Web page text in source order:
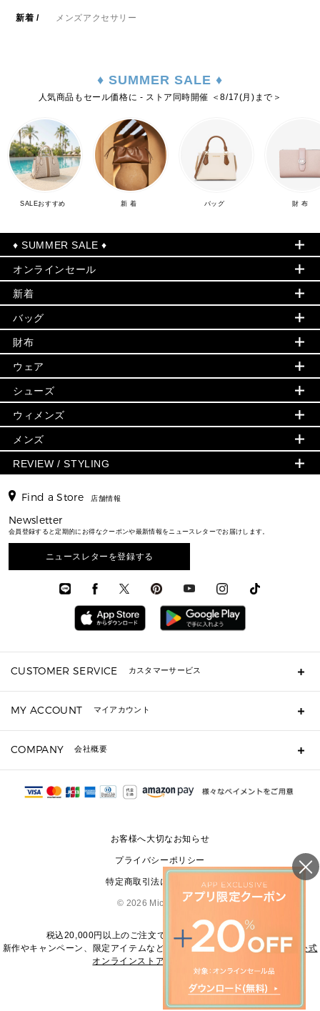
新着 / メンズアクセサリー
♦ SUMMER SALE ♦
人気商品もセール価格に - ストア同時開催 ＜8/17(月)まで＞
SALEおすすめ 新 着 バッグ 財 布
♦ SUMMER SALE ♦
セールおすすめアイテム
▶ ウィメンズ
バッグ
財布
小物
シューズ・靴
ウェア
アクセサリー
時計
▶ メンズ
バッグ
ウェア
アクセサリー
オンラインセール
PRODUCT OF THE MONTH - 今月の特別価格
再値下げアイテム
追加アイテム
旗艦店からアウトレットに入荷
▶ ウィメンズすべて(ウェア・シューズ除く)
バッグ
財布・小物
ウェア
シューズ
時計・ジュエリー
アクセサリー
メンズ バッグ
メンズ 財布・小物
メンズ シューズ
メンズ ウェア
メンズ 時計・その他
新着
夏のスタイル
▶ すべて
▶ ウィメンズすべて
バッグ
財布・小物
アクセサリー
フレグランス
シューズ
▶ メンズすべて
メンズバッグ
メンズ財布・小物
メンズアクセサリー
メンズウェア
バッグ
人気の定番アイテム
日本限定 - バッグ
▶ ウィメンズすべて
ハンドバッグ・サッチェル
トートバッグ
ショルダーバッグ
クロスボディ・斜め掛け
トラベル
通勤・通学アイテム
3 IN 1 / 2 IN 1 バッグ
▶ メンズすべて
財布
日本限定 - 財布・小物
▶ ウィメンズすべて
GREENWICH
ミニ財布・フラグメントケース
折り財布(二つ折り・三つ折り)
長財布
▶ メンズすべて
お財布レビュー ▸
ウェア
▶ ウィメンズすべて
トップス
スカート・パンツ
ワンピース・ドレス
ジャケット・アウター
▶ メンズすべて
シューズ
▶ ウィメンズすべて
サンダル
スニーカー
▶ メンズすべて
シューズレビュー ▸
ウィメンズ
人気の定番アイテム
▶ ウィメンズすべて
新着
日本限定
▶ バッグすべて
通勤・通学アイテム
3 IN 1 バッグ
ミニ財布・フラグメントケース
▶ 小物すべて
定期ケース・カードケース・名刺入れ
▶ シューズ・靴
サンダル
スニーカー
メンズ
▶ メンズすべて
財布・小物
時計・ジュエリー
アクセサリー
REVIEW / STYLING
▶ すべて
スタイリング
エディターレビュー
Find a Store 店舗情報
Newsletter
会員登録すると定期的にお得なクーポンや最新情報をニュースレターでお届けします。
ニュースレターを登録する
CUSTOMER SERVICE カスタマーサービス
ギフト用にラッピングができますか？
ショッピングバッグを購入商品分送ってもらえますか？
注文後に完了メールが受信できないのですが？
サイズ交換はできますか？
MY ACCOUNT マイアカウント
COMPANY 会社概要
会社概要
お客様へ大切なお知らせ
プライバシーポリシー
特定商取引法に基づく表記
© 2026 Michael Kors
税込20,000円以上のご注文で送料無料にてお届けします
新作やキャンペーン、限定アイテムなどの最新情報は、マイケル・コース公式
オンラインストア